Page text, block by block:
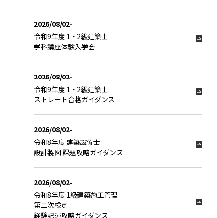
2026/08/02-
令和9年度 1・2級建築士
学科講座体験入学会
2026/08/02-
令和9年度 1・2級建築士
ストレート合格ガイダンス
2026/08/02-
令和8年度 建築設備士
設計製図 課題攻略ガイダンス
2026/08/02-
令和8年度 1級建築施工管理
第二次検定
経験記述攻略ガイダンス